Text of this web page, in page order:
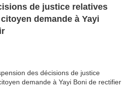
de justice relatives
demande à Yayi